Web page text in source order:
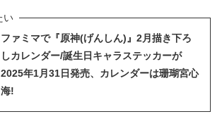
ファミマで『原神(げんしん)』2月描き下ろ
しカレンダー/誕生日キャラステッカーが
2025年1月31日発売、カレンダーは珊瑚宮心
海!